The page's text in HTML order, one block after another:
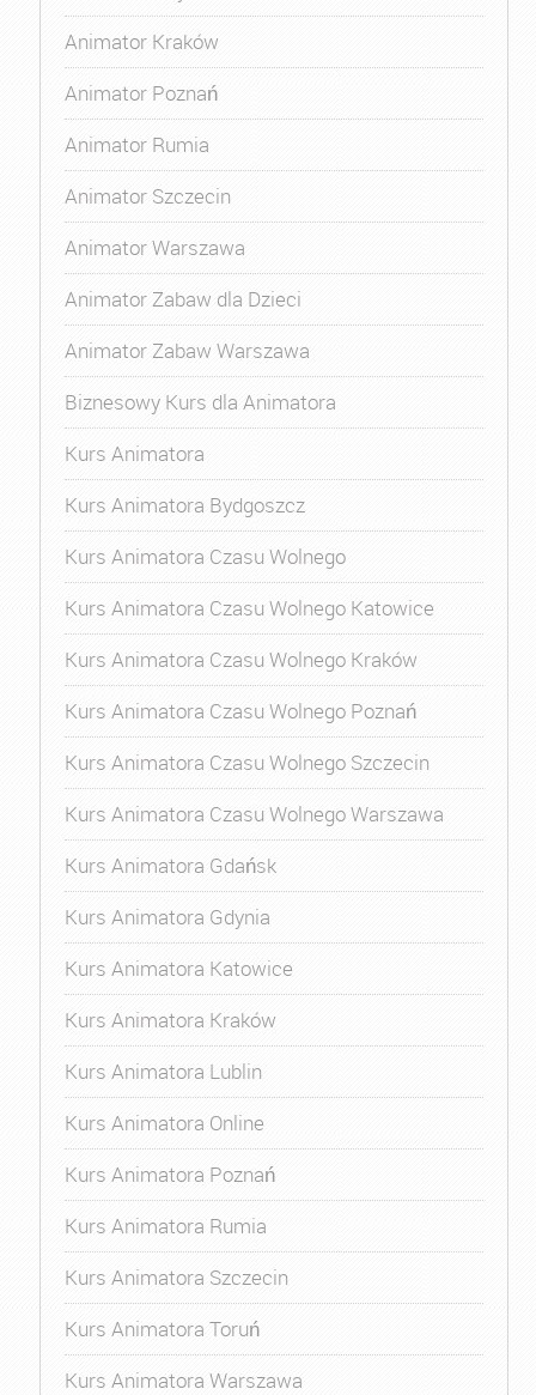
Animator Kraków
Animator Poznań
Animator Rumia
Animator Szczecin
Animator Warszawa
Animator Zabaw dla Dzieci
Animator Zabaw Warszawa
Biznesowy Kurs dla Animatora
Kurs Animatora
Kurs Animatora Bydgoszcz
Kurs Animatora Czasu Wolnego
Kurs Animatora Czasu Wolnego Katowice
Kurs Animatora Czasu Wolnego Kraków
Kurs Animatora Czasu Wolnego Poznań
Kurs Animatora Czasu Wolnego Szczecin
Kurs Animatora Czasu Wolnego Warszawa
Kurs Animatora Gdańsk
Kurs Animatora Gdynia
Kurs Animatora Katowice
Kurs Animatora Kraków
Kurs Animatora Lublin
Kurs Animatora Online
Kurs Animatora Poznań
Kurs Animatora Rumia
Kurs Animatora Szczecin
Kurs Animatora Toruń
Kurs Animatora Warszawa